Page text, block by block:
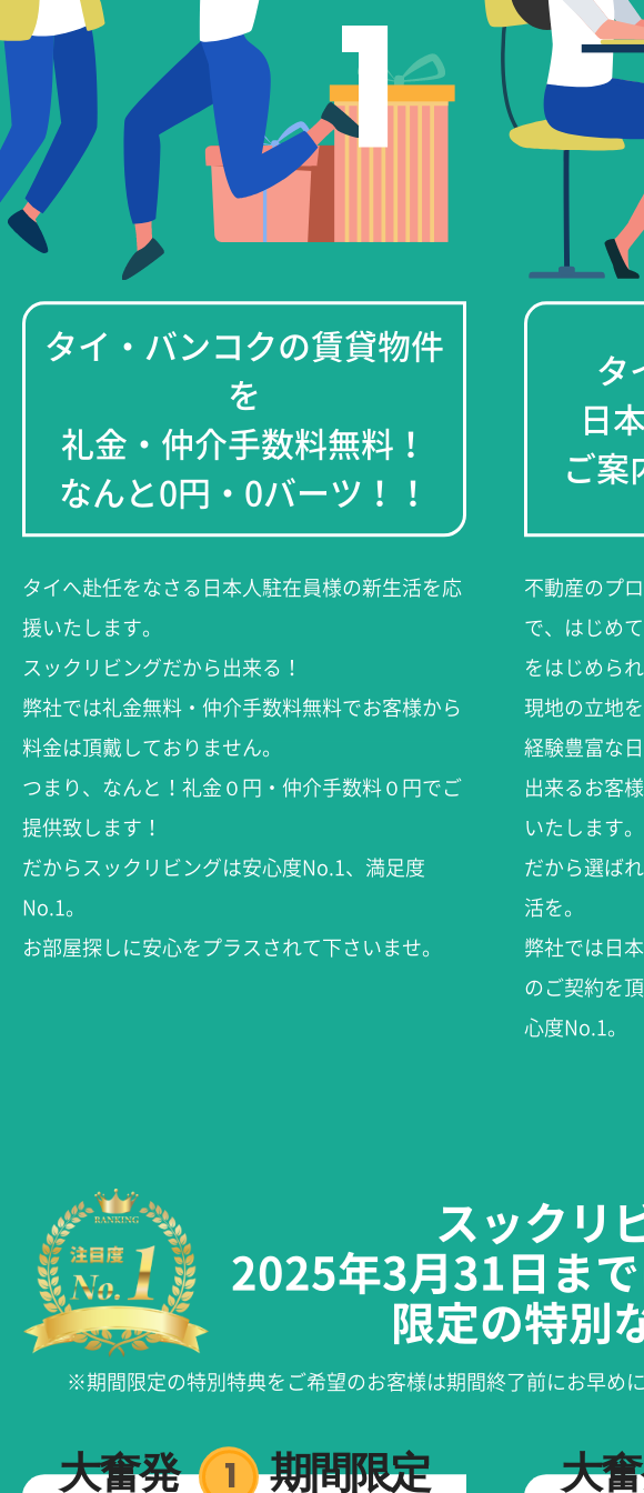
1
タイ・バンコクの賃貸物件
を
礼金・仲介手数料無料！
なんと0円・0バーツ！！
タイへ赴任をなさる日本人駐在員様の新生活を応
援いたします。
スックリビングだから出来る！
弊社では礼金無料・仲介手数料無料でお客様から
料金は頂戴しておりません。
つまり、なんと！礼金０円・仲介手数料０円でご
提供致します！
だからスックリビングは安心度No.1、満足度
No.1。
お部屋探しに安心をプラスされて下さいませ。
タ
日
ご案
不動産のプ
で、はじめ
をはじめられ
現地の立地
経験豊富な
出来るお客
いたします。
だから選ば
活を。
弊社では日
のご契約を
心度No.1。
スックリ
2025年3月31日ま
限定の特別
※期間限定の特別特典をご希望のお客様は期間終了前にお早め
大奮発 1 期間限定 大